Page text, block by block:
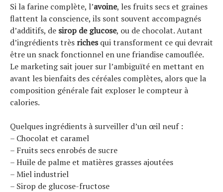
Si la farine complète, l’avoine, les fruits secs et graines
flattent la conscience, ils sont souvent accompagnés
d’additifs, de sirop de glucose, ou de chocolat. Autant
d’ingrédients très richesqui transforment ce qui devrait
être un snack fonctionnel en une friandise camouflée.
Le marketing sait jouer sur l’ambiguïté en mettant en
avant les bienfaits des céréales complètes, alors que la
composition générale fait exploser le compteur à
calories.
Quelques ingrédients à surveiller d’un œil neuf :
– Chocolat et caramel
– Fruits secs enrobés de sucre
– Huile de palme et matières grasses ajoutées
– Miel industriel
– Sirop de glucose-fructose